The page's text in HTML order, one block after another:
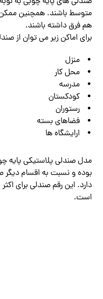
متوسط باشند. همچنین
هم فرق داشته باشند.
برای اماکن زیر می توان از
منزل
محل کار
مدرسه
کودکستان
رستوران
فضاهای بسته
ارایشگاه ها
مدل صندلی پلاستیکی پایه
بوده و نسبت به اقسام دیگر
دارد. این رقم صندلی برای
است.